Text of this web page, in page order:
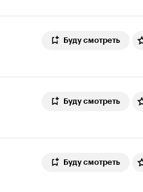
Буду смотреть
Буду смотреть
Буду смотреть